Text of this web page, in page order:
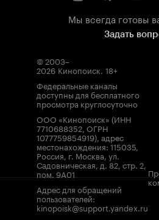
Мы всегда готовы
Задать
© 2003–
2026 Кинопоиск. 18+
Федеральные каналы
доступны для бесплатного
просмотра круглосуточно
ООО «Кинопоиск» (ИНН
7710688352, ОГРН
1077759854919), адрес
местонахождения: 115035,
Россия, г. Москва, ул.
Садовническая, д. 82, стр. 2,
пом. 9А01
Адрес для обращений
пользователей:
kinopoisk@support.yandex.ru